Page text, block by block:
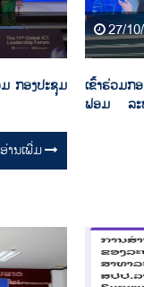
ມ ກອງປະຊຸມ
ອ່ານ​ເພີ່ມ
27/
ເຂົ້າຮ່ວມກ
ຟອມ ລະ